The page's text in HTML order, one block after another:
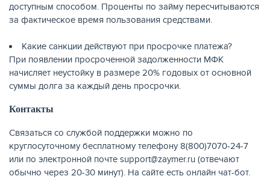
доступным способом. Проценты по займу пересчитываются
за фактическое время пользования средствами.
Какие санкции действуют при просрочке платежа?
При появлении просроченной задолженности МФК
начисляет неустойку в размере 20% годовых от основной
суммы долга за каждый день просрочки.
Контакты
Связаться со службой поддержки можно по
круглосуточному бесплатному телефону 8(800)7070-24-7
или по электронной почте support@zaymer.ru (отвечают
обычно через 20-30 минут). На сайте есть онлайн чат-бот.